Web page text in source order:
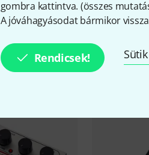
gombra kattintva. (összes
A jóváhagyásodat bármikor
Rendicsek!
Electro